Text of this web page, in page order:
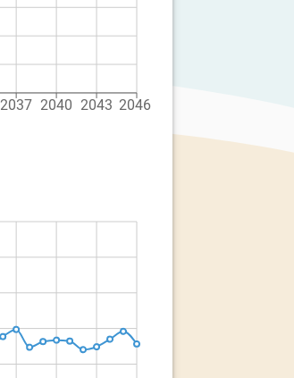
2037 2040 2043 2046